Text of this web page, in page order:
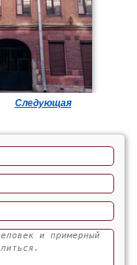
Следующая